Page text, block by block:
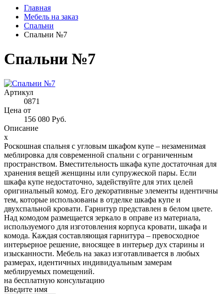
Главная
Мебель на заказ
Спальни
Спальни №7
Спальни №7
Артикул
0871
Цена от
156 080 Руб.
Описание
x
Роскошная спальня с угловым шкафом купе – незаменимая
меблировка для современной спальни с ограниченным
пространством. Вместительность шкафа купе достаточная для
хранения вещей женщины или супружеской пары. Если
шкафа купе недостаточно, задействуйте для этих целей
оригинальный комод. Его декоративные элементы идентичны
тем, которые использованы в отделке шкафа купе и
двухспальной кровати. Гарнитур представлен в белом цвете.
Над комодом размещается зеркало в оправе из материала,
используемого для изготовления корпуса кровати, шкафа и
комода. Каждая составляющая гарнитура – превосходное
интерьерное решение, вносящее в интерьер дух старины и
изысканности. Мебель на заказ изготавливается в любых
размерах, идентичных индивидуальным замерам
меблируемых помещений.
на бесплатную консультацию
Введите имя